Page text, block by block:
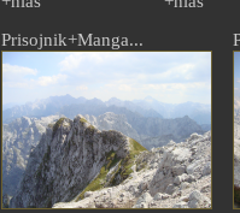
Prisojnik+Manga...